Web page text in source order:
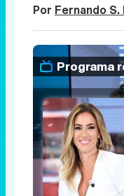
Por Fernando S.
Programa